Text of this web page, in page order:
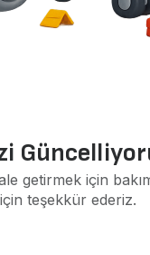
getirmek için
için teşekkür ederiz.